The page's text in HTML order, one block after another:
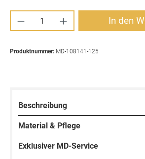
Produkt Anzahl: Gib den
In den
Produktnummer: MD-108141-125
Beschreibung
Material & Pflege
Exklusiver MD-Service